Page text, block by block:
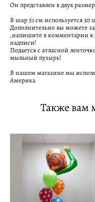
Он представлен в двух
В шар 51 см используется
Дополнительно вы можете
,напишите в комментарии к
надписи!
Подается с атласной
мыльный пузырь!
В нашем магазине мы
Америка
Также вам